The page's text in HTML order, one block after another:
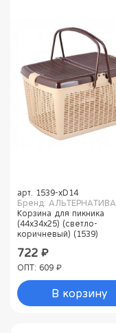
арт.
1539-xD14
Бренд: АЛЬТЕРНАТИВА
Корзина для пикника
(44х34х25) (светло-
коричневый) (1539)
722 ₽
ОПТ: 609 ₽
В корзину